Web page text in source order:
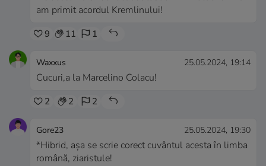
am primit acordul Kremlinului!
9 11 1
Waxxus 25.05.2024, 19:14
Cucuri,a la Marcelino Colacu!
2 2 2
Gore23 25.05.2024, 19:30
*Hibrid, așa se scrie corect cuvântul acesta în limba
română, ziaristule!